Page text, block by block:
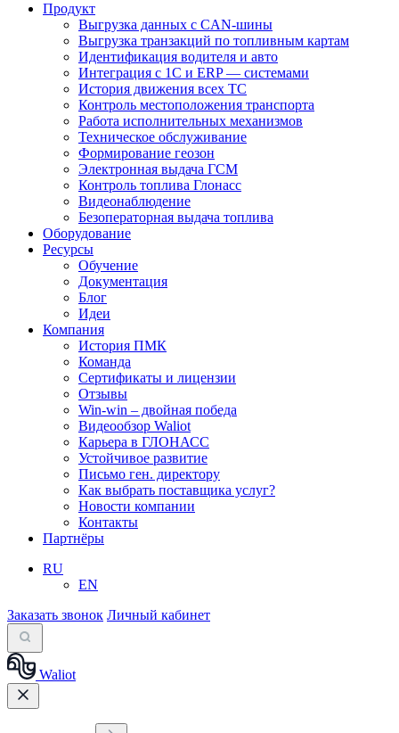
Продукт
Выгрузка данных с CAN-шины
Выгрузка транзакций по топливным картам
Идентификация водителя и авто
Интеграция с 1С и ERP — системами
История движения всех ТС
Контроль местоположения транспорта
Работа исполнительных механизмов
Техническое обслуживание
Формирование геозон
Электронная выдача ГСМ
Контроль топлива Глонасс
Видеонаблюдение
Безоператорная выдача топлива
Оборудование
Ресурсы
Обучение
Документация
Блог
Идеи
Компания
История ПМК
Команда
Сертификаты и лицензии
Отзывы
Win-win – двойная победа
Видеообзор Waliot
Карьера в ГЛОНАСС
Устойчивое развитие
Письмо ген. директору
Как выбрать поставщика услуг?
Новости компании
Контакты
Партнёры
RU
EN
Заказать звонок Личный кабинет
Waliot